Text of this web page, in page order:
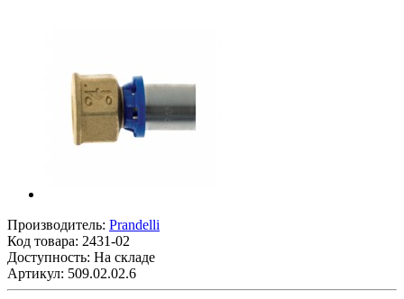
Производитель: Prandelli
Код товара: 2431-02
Доступность: На складе
Артикул: 509.02.02.6